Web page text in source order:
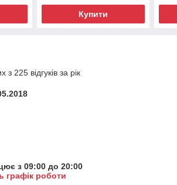
Купити
з 225 відгуків за рік
з 09:00 до 20:00
графік роботи